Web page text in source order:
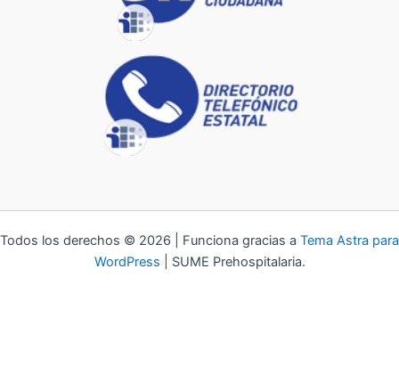
Todos los derechos © 2026 | Funciona gracias a Tema Astra para
WordPress | SUME Prehospitalaria.